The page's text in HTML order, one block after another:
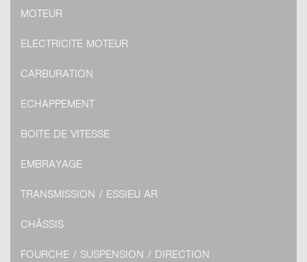
MOTEUR
ELECTRICITÉ MOTEUR
CARBURATION
ECHAPPEMENT
BOITE DE VITESSE
EMBRAYAGE
TRANSMISSION / ESSIEU AR
CHÂSSIS
FOURCHE / SUSPENSION / DIRECTION